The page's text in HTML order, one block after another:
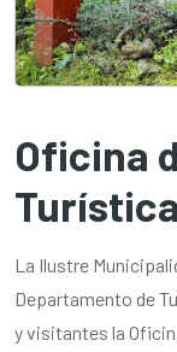
Oficina
La Ilustre
Departamento de
y visitantes la